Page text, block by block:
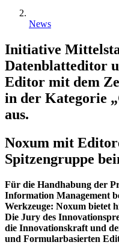
News
Initiative
Datenblatteditor
Editor mit dem
in der Kategorie
aus.
Noxum mit
Spitzengruppe
Für die Handhabung der
Information Management
Werkzeuge: Noxum bietet
Die Jury des
die Innovationskraft und
und Formularbasierten